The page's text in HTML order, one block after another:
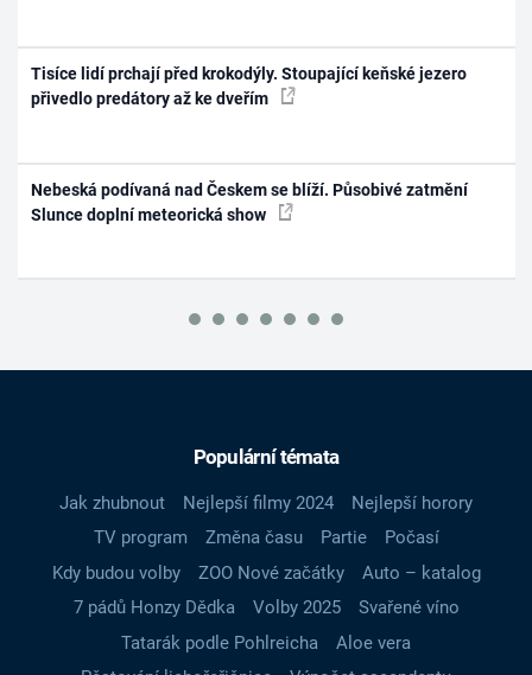
Tisíce lidí prchají před krokodýly. Stoupající keňské jezero
přivedlo predátory až ke dveřím
Nebeská podívaná nad Českem se blíží. Působivé zatmění
Slunce doplní meteorická show
Populární témata
Jak zhubnout Nejlepší filmy 2024
Nejlepší horory
TV program
Změna času Partie
Počasí
Kdy budou volby
ZOO Nové začátky
Auto – katalog
7 pádů Honzy Dědka
Volby 2025
Svařené víno
Tatarák podle Pohlreicha
Aloe vera